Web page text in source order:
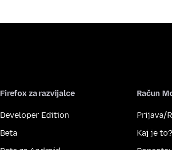
Firefox za razvijalce
Developer Edition
Beta
Račun
Prijava/
Kaj je to?